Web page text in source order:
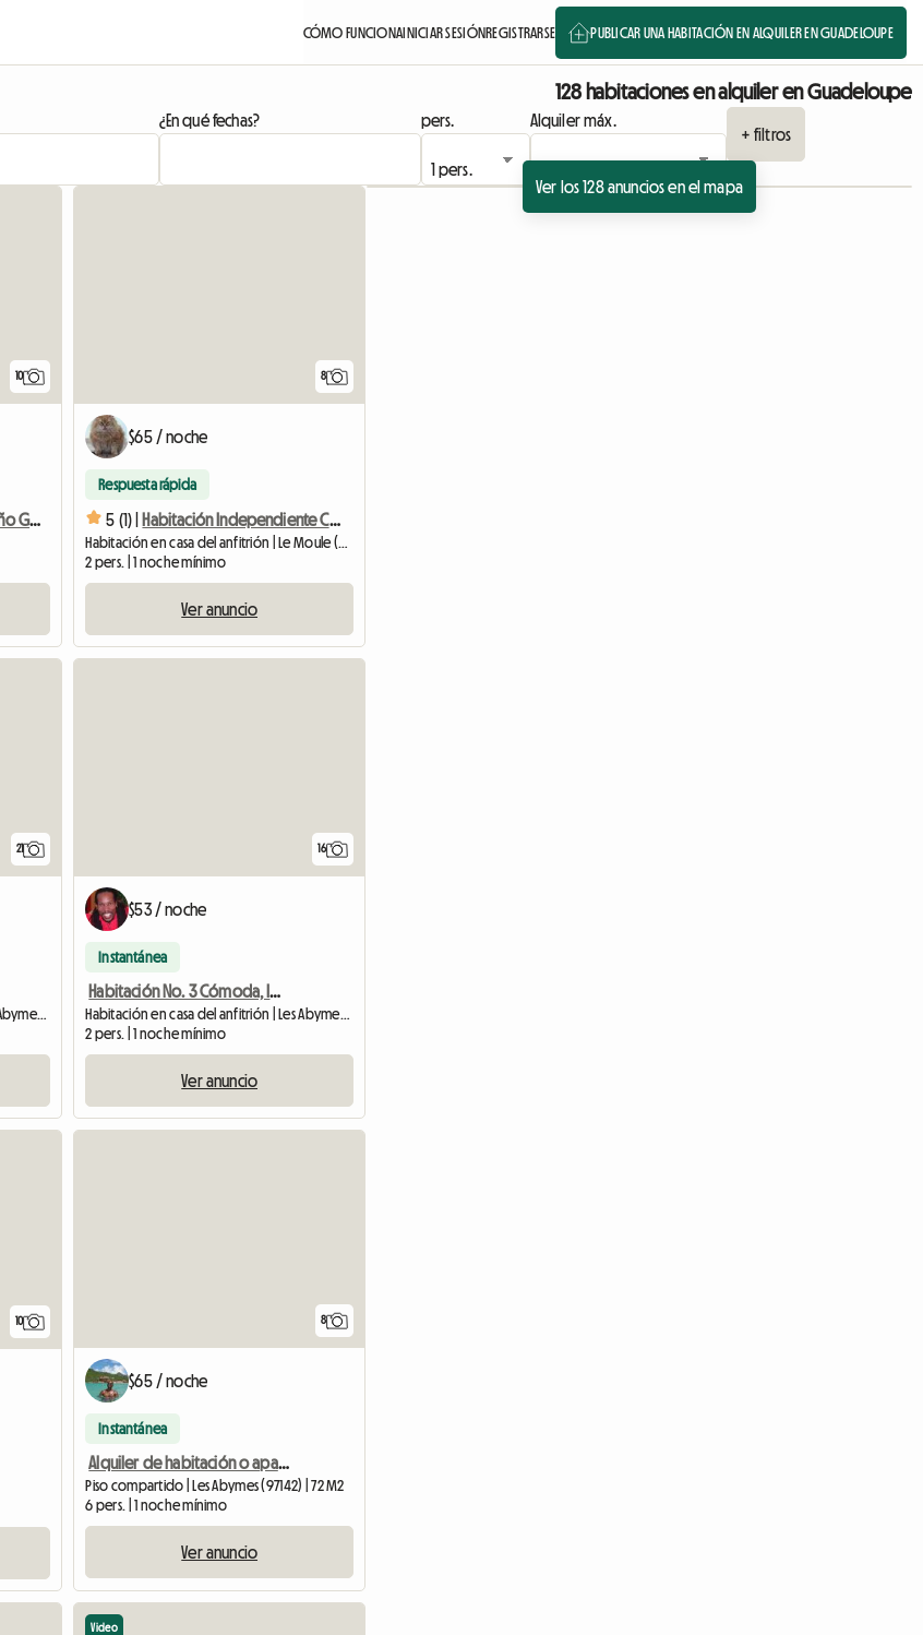
CÓMO FUNCIONAINICIAR SESIÓNREGISTRARSE PUBLICAR UNA HABITACIÓN EN ALQUILER EN GUADELOUPE
128 habitaciones en alquiler en Guadeloupe
¿En qué fechas? pers.
Alquiler máx.
+ filtros
Ver los 128 anuncios en el mapa
10
Habitación Privada Y Baño Gosier Center
8
$65 / noche
Respuesta rápida
5 (1) | Habitación Independiente Con Acceso Al Mar Y Al Jardín
Habitación en casa del anfitrión | Le Moule (97160) | 15 M2
2 pers. | 1 noche mínimo
Ver anuncio
21
Habitación en casa del anfitrión | Les Abymes (97142) | 10 M2
16
$53 / noche
Instantánea
Habitación No. 3 Cómoda, Ideal, Vacaciones, Prácticas, Profesionales, Estudio
Habitación en casa del anfitrión | Les Abymes (97142) | 10 M2
2 pers. | 1 noche mínimo
Ver anuncio
10 8
$65 / noche
Instantánea
Alquiler de habitación o apartamento completo
Piso compartido | Les Abymes (97142) | 72 M2
6 pers. | 1 noche mínimo
Ver anuncio
Video